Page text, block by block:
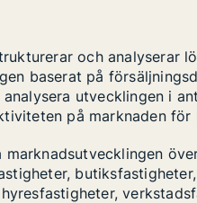
och analyserar
baserat på
utvecklingen i
på marknaden för